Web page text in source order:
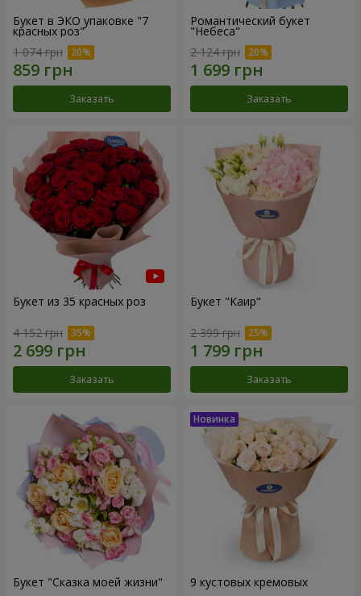
Букет в ЭКО упаковке "7
красных роз"
1 074 грн
Заказать
Романтический букет
"Небеса"
2 124 грн
Заказать
Букет из 35 красных роз
4 152 грн
Заказать
Букет "Каир"
2 399 грн
Заказать
Букет "Сказка моей жизни" 9 кустовых кремовых